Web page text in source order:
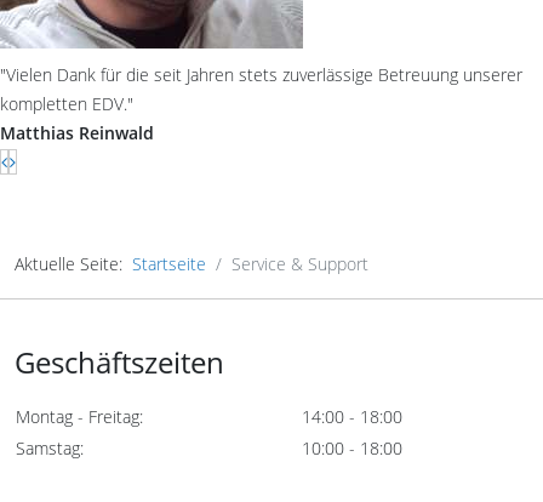
"Vielen Dank für die seit Jahren stets zuverlässige Betreuung unserer
kompletten EDV."
Matthias Reinwald
Aktuelle Seite: Startseite Service & Support
Geschäftszeiten
Montag - Freitag:
14:00 - 18:00
Samstag:
10:00 - 18:00